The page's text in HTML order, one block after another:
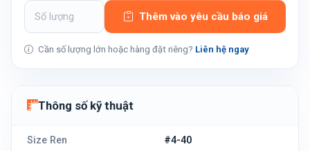
Thêm vào yêu cầu báo giá
Cần số lượng lớn hoặc hàng đặt riêng? Liên hệ ngay
Thông số kỹ thuật
Size Ren #4-40